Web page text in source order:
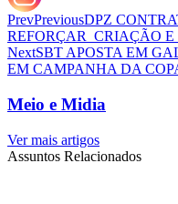
PrevPreviousDPZ
REFORÇAR CRIAÇÃO E
NextSBT APOSTA EM
EM CAMPANHA DA
Meio e Midia
Ver mais artigos
Assuntos Relacionados